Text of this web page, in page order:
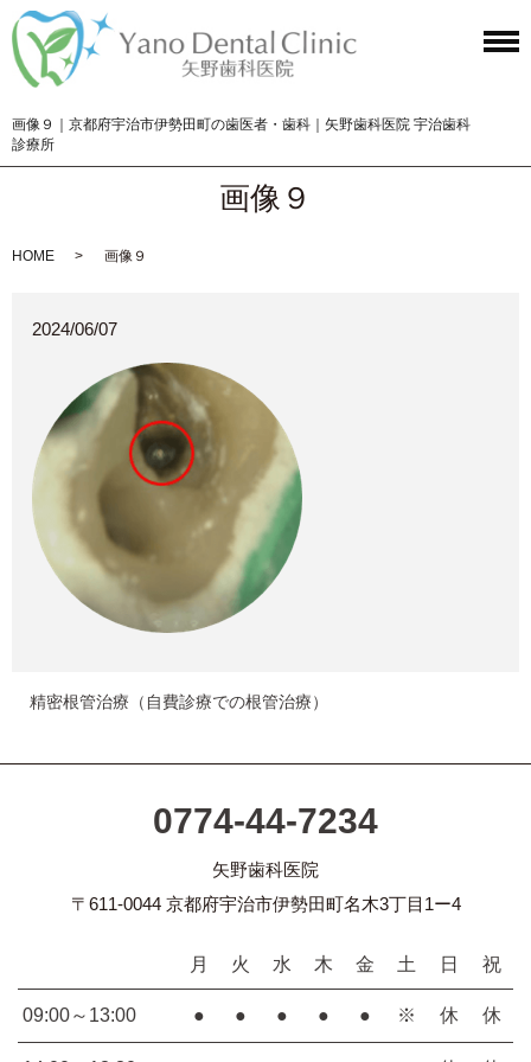
画像９｜京都府宇治市伊勢田町の歯医者・歯科｜矢野歯科医院 宇治歯科
診療所
画像９
HOME 画像９
2024/06/07
精密根管治療（自費診療での根管治療）
0774-44-7234
矢野歯科医院
〒611-0044 京都府宇治市伊勢田町名木3丁目1ー4
月 火 水 木 金 土 日 祝
09:00～13:00 ● ● ● ● ● ※ 休 休